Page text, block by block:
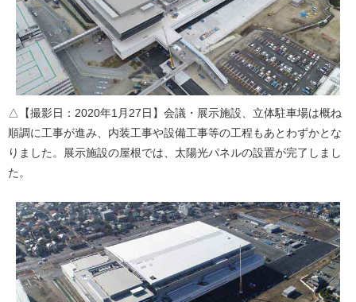
△【撮影日：2020年1月27日】会議・展示施設、立体駐車場は概ね
順調に工事が進み、内装工事や設備工事等の工程もあとわずかとな
りました。展示施設の屋根では、太陽光パネルの設置が完了しまし
た。